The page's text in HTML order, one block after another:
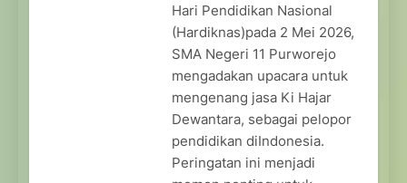
Hari Pendidikan Nasional
(Hardiknas)pada 2 Mei 2026,
SMA Negeri 11 Purworejo
mengadakan upacara untuk
mengenang jasa Ki Hajar
Dewantara, sebagai pelopor
pendidikan diIndonesia.
Peringatan ini menjadi